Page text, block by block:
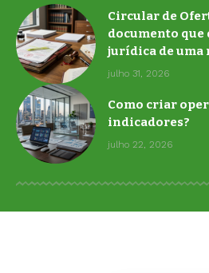
Circular de
documento que
jurídica de uma
julho 31, 2026
Como criar
indicadores?
julho 22, 2026